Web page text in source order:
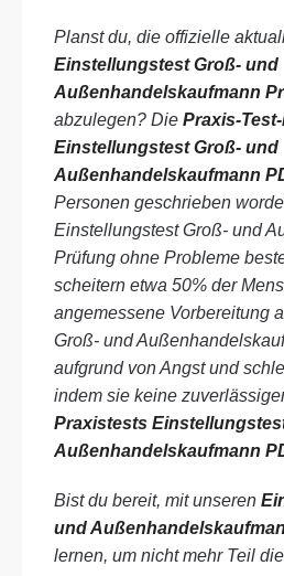
Planst du, die offizielle
Einstellungstest Groß- und
Außenhandelskaufmann
abzulegen? Die Praxis-
Einstellungstest Groß- und
Außenhandelskaufmann
Personen geschrieben
Einstellungstest Groß- und
Prüfung ohne Probleme
scheitern etwa 50% der
angemessene Vorbereitung
Groß- und
aufgrund von Angst und
indem sie keine
Praxistests
Außenhandelskaufmann
Bist du bereit, mit unseren
und
lernen, um nicht mehr Teil